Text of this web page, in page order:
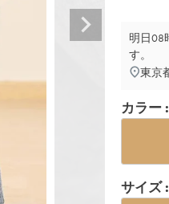
明日08
す。
東京
カラー
サイズ